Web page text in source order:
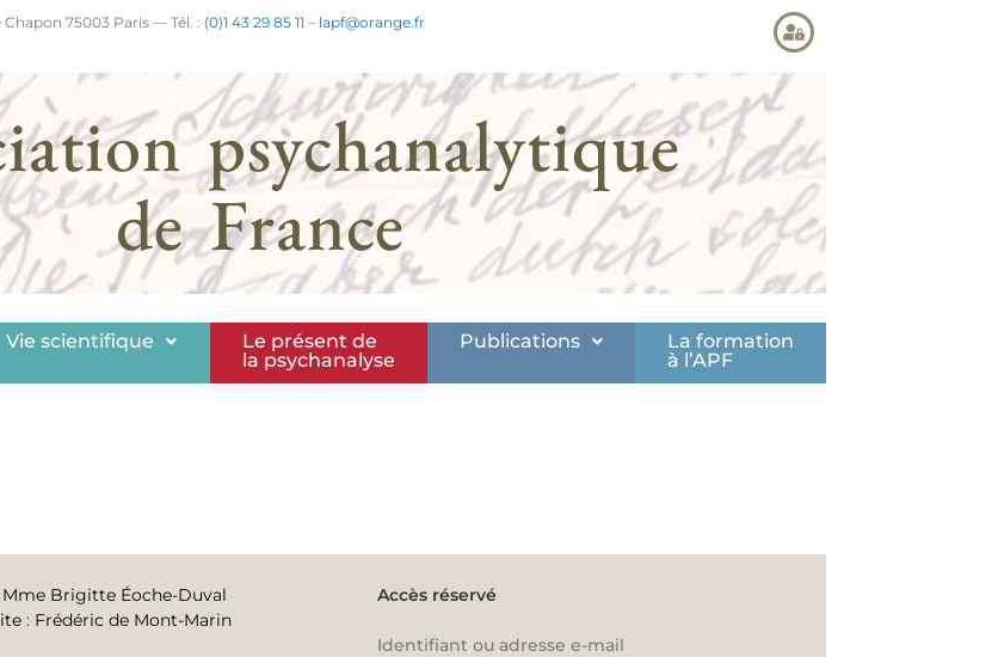
75003 Paris — Tél. : (0)1 43 29 85 11 – lapf@orange.fr
psychanalytique
de France
Vie scientifique
Le présent de
la psychanalyse
Publications
La formation
à l’APF
Mme Brigitte Éoche-Duval
: Frédéric de Mont-Marin
Accès réservé
Identifiant ou adresse e-mail